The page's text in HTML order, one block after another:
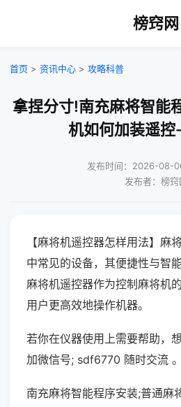
榜窍网
首页 > 资讯中心 > 攻略科普
拿捏分寸!南充麻将智能
机如何加装遥
发布时间：2026-08-
发布者：榜窍
【麻将机遥控器怎样用法】麻
中常见的设备，其便捷性与智
麻将机遥控器作为控制麻将机
用户更高效地操作机器。
若你在仪器使用上需要帮助，
加微信号; sdf6770 随时交流 。
南充麻将智能程序安装;普通麻